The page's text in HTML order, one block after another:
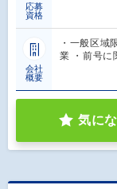
応募
資格
会社
概要
・一般区域
業 ・前号に
気に